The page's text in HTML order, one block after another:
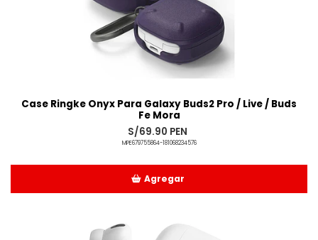
Case Ringke Onyx Para Galaxy Buds2 Pro / Live / Buds
Fe Mora
S/69.90 PEN
MPE679755864-181068234576
Agregar